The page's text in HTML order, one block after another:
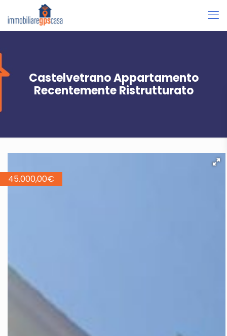
Castelvetrano Appartamento
Recentemente Ristrutturato
45.000,00€